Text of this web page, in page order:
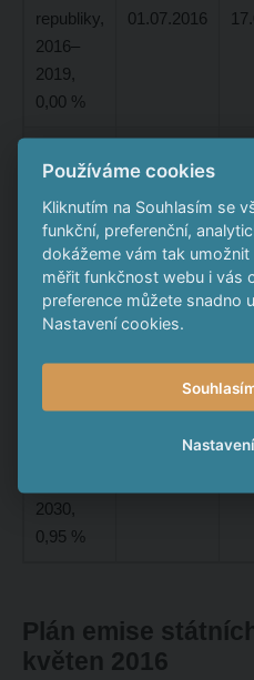
republiky,
2016–
2019,
0,00 %
01.07.2016
dluhopis
České
republiky,
2015–
2026,
1,00 %
01.07.2016
Státní
2030,
0,95 %
01.07.2016
Plán emise
květen 2016
Používáme cookies
Kliknutím na Souhlasím se
funkční, preferenční,
dokážeme vám tak
měřit funkčnost webu i vás
preference můžete snadno
Nastavení cookies.